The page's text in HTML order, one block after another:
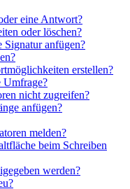
eine Antwort?
oder löschen?
Signatur anfügen?
erstellen?
Umfrage?
nicht zugreifen?
anfügen?
melden?
beim Schreiben
werden?